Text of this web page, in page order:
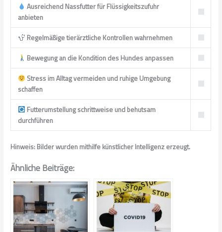
Ausreichend Nassfutter für Flüssigkeitszufuhr
anbieten
Regelmäßige tierärztliche Kontrollen wahrnehmen
Bewegung an die Kondition des Hundes anpassen
Stress im Alltag vermeiden und ruhige Umgebung
schaffen
Futterumstellung schrittweise und behutsam
durchführen
Hinweis: Bilder wurden mithilfe künstlicher Intelligenz erzeugt.
Ähnliche Beiträge: